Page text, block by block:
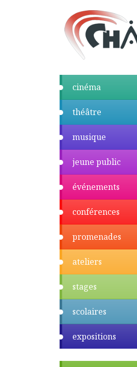
cinéma
théâtre
musique
jeune public
événements
conférences
promenades
ateliers
stages
scolaires
expositions